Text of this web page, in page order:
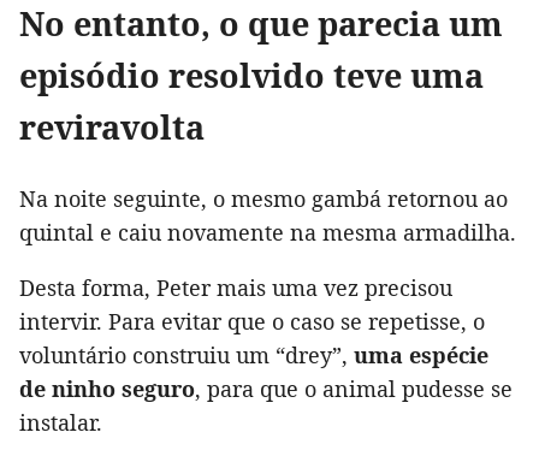
No entanto, o que parecia um
episódio resolvido teve uma
reviravolta
Na noite seguinte, o mesmo gambá retornou ao
quintal e caiu novamente na mesma armadilha.
Desta forma, Peter mais uma vez precisou
intervir. Para evitar que o caso se repetisse, o
voluntário construiu um “drey”, uma espécie
de ninho seguro, para que o animal pudesse se
instalar.